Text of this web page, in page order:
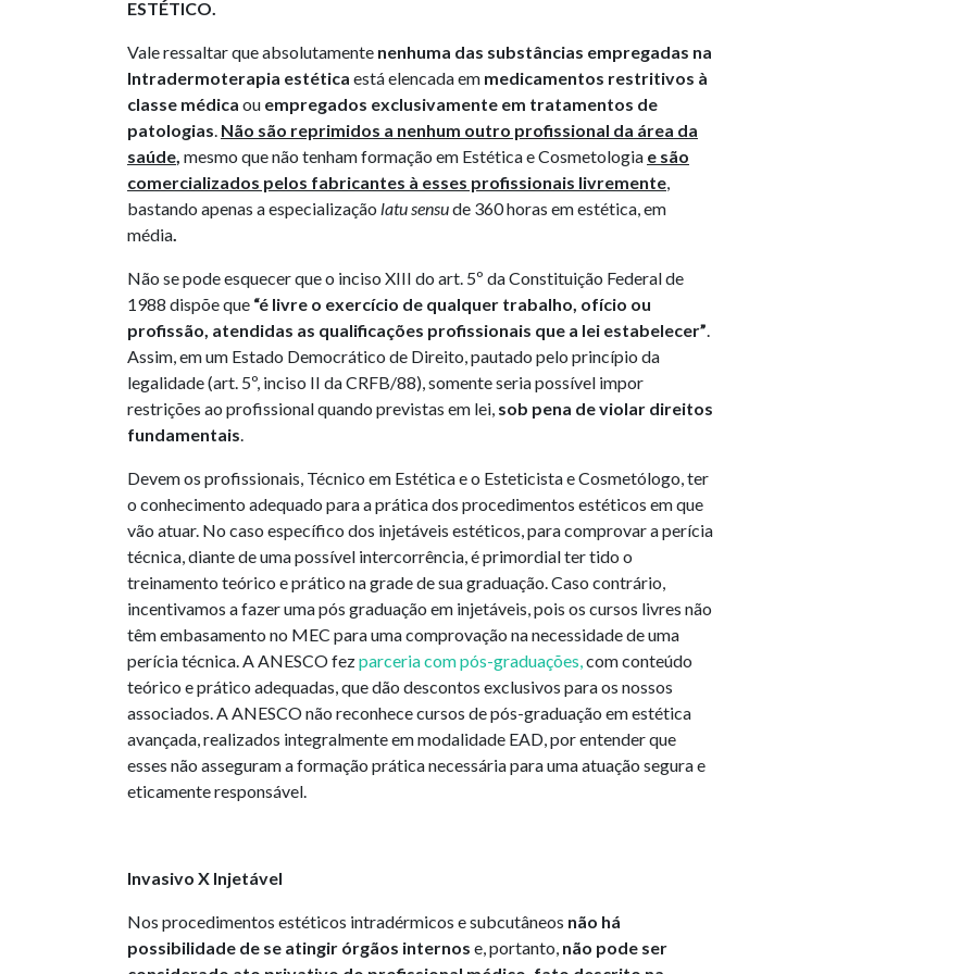
ESTÉTICO.
Vale ressaltar que absolutamente nenhuma das substâncias empregadas na
Intradermoterapia estética está elencada em medicamentos restritivos à
classe médica ou empregados exclusivamente em tratamentos de
patologias. Não são reprimidos a nenhum outro profissional da área da
saúde, mesmo que não tenham formação em Estética e Cosmetologia e são
comercializados pelos fabricantes à esses profissionais livremente,
bastando apenas a especialização latu sensude 360 horas em estética, em
média.
Não se pode esquecer que o inciso XIII do art. 5º da Constituição Federal de
1988 dispõe que “é livre o exercício de qualquer trabalho, ofício ou
profissão, atendidas as qualificações profissionais que a lei estabelecer”.
Assim, em um Estado Democrático de Direito, pautado pelo princípio da
legalidade (art. 5º, inciso II da CRFB/88), somente seria possível impor
restrições ao profissional quando previstas em lei, sob pena de violar direitos
fundamentais.
Devem os profissionais, Técnico em Estética e o Esteticista e Cosmetólogo, ter
o conhecimento adequado para a prática dos procedimentos estéticos em que
vão atuar. No caso específico dos injetáveis estéticos, para comprovar a perícia
técnica, diante de uma possível intercorrência, é primordial ter tido o
treinamento teórico e prático na grade de sua graduação. Caso contrário,
incentivamos a fazer uma pós graduação em injetáveis, pois os cursos livres não
têm embasamento no MEC para uma comprovação na necessidade de uma
perícia técnica. A ANESCO fezparceria compós-graduações,com conteúdo
teórico e prático adequadas, que dão descontos exclusivos para os nossos
associados. A ANESCO não reconhece cursos de pós-graduação em estética
avançada, realizados integralmente em modalidade EAD, por entender que
esses não asseguram a formação prática necessária para uma atuação segura e
eticamente responsável.
Invasivo X Injetável
Nos procedimentos estéticos intradérmicos e subcutâneos não há
possibilidade de se atingir órgãos internos e, portanto, não pode ser